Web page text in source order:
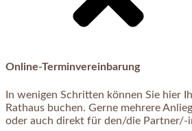
Online-Terminvereinbarung
In wenigen Schritten können Sie hier
Rathaus buchen. Gerne mehrere
oder auch direkt für den/die Partner/-